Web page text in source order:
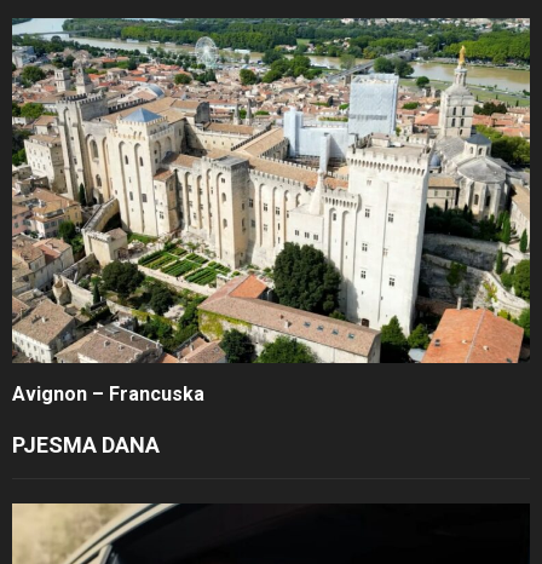
Avignon – Francuska
PJESMA DANA